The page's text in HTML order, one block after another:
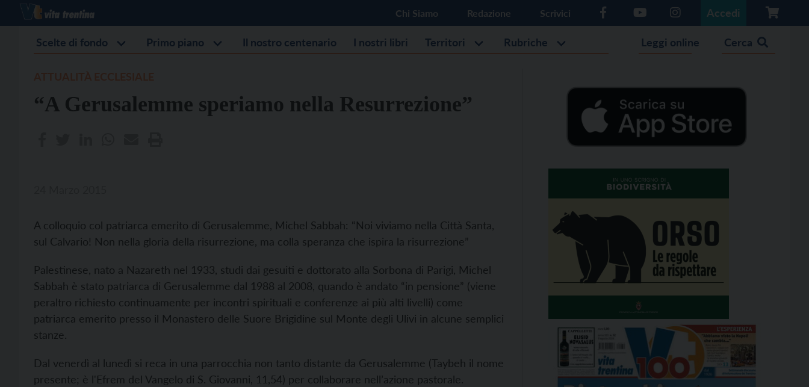
Chi Siamo Redazione Scrivici Accedi
Scelte di fondo Primo piano Il nostro centenario I nostri libri Territori Rubriche Leggi online Cerca
“A Gerusalemme speriamo nella Resurrezione”
A colloquio col patriarca emerito di Gerusalemme, Michel Sabbah: “Noi viviamo nella Città Santa,
sul Calvario! Non nella gloria della risurrezione, ma colla speranza che ispira la risurrezione”
Palestinese, nato a Nazareth nel 1933, studi dai gesuiti e dottorato alla Sorbona di Parigi, Michel
Sabbah è stato patriarca di Gerusalemme dal 1988 al 2008, quando è andato “in pensione” (viene
peraltro richiesto continuamente per incontri spirituali e conferenze ai più alti livelli) come
patriarca emerito presso il Monastero delle Suore Brigidine sul Monte degli Ulivi in alcune semplici
stanze.
Dal venerdì al lunedì si reca in una parrocchia non tanto distante da Gerusalemme (Taybeh il nome
presente; è l'Efrem del Vangelo di S. Giovanni, 11,54) per collaborare nell’azione pastorale.